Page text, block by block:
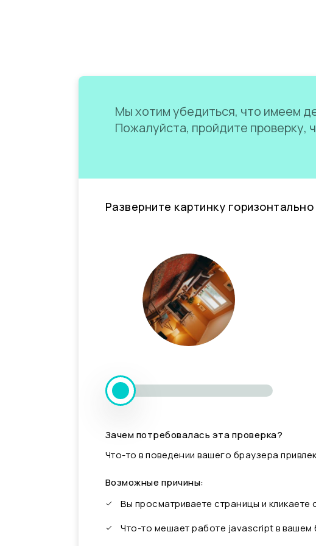
Мы хотим убедиться, что имеем
Пожалуйста, пройдите проверку,
Разверните картинку горизонтально
Зачем потребовалась эта проверка?
Что-то в поведении вашего браузера
Возможные причины:
Вы просматриваете страницы и
Что-то мешает работе javascript в вашем